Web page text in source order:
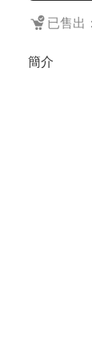
已售出
簡介